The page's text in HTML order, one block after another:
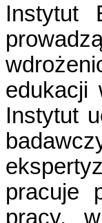
Instytut
edukacji
Instytut
pracuje
pracy,